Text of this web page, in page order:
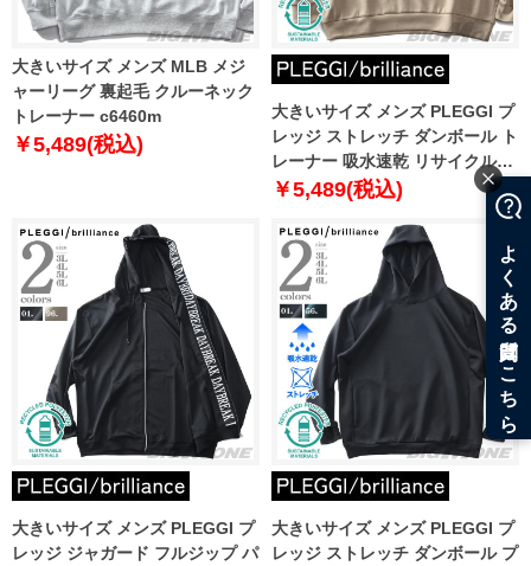
大きいサイズ メンズ MLB メジ
ャーリーグ 裏起毛 クルーネック
トレーナー c6460m
￥5,489(税込)
大きいサイズ メンズ PLEGGI プ
レッジ ストレッチ ダンボール ト
レーナー 吸水速乾 リサイクルポ
リエステル使用 64-77677-2
￥5,489(税込)
大きいサイズ メンズ PLEGGI プ
レッジ ジャガード フルジップ パ
大きいサイズ メンズ PLEGGI プ
レッジ ストレッチ ダンボール プ